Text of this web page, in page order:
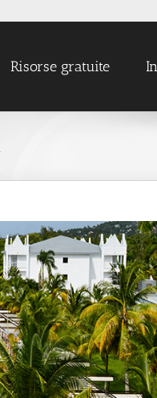
Risorse gratuite